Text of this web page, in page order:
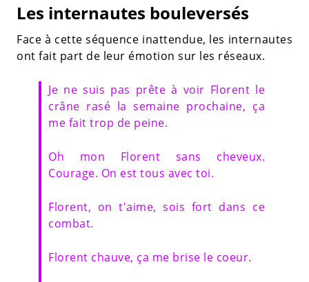
Les internautes bouleversés
Face à cette séquence inattendue, les internautes
ont fait part de leur émotion sur les réseaux.
Je ne suis pas prête à voir Florent le
crâne rasé la semaine prochaine, ça
me fait trop de peine.
Oh mon Florent sans cheveux.
Courage. On est tous avec toi.
Florent, on t'aime, sois fort dans ce
combat.
Florent chauve, ça me brise le coeur.